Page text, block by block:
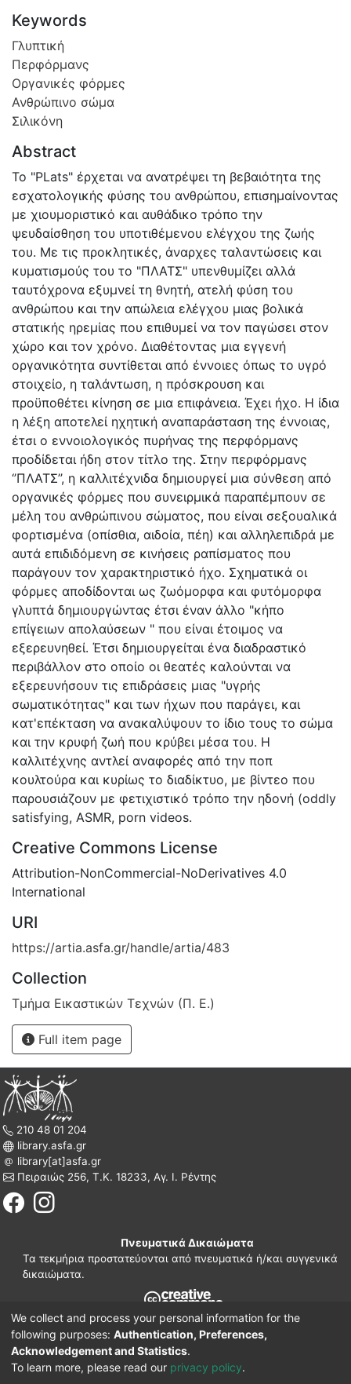
Keywords
Γλυπτική
Περφόρμανς
Οργανικές φόρμες
Ανθρώπινο σώμα
Σιλικόνη
Abstract
Το "PLats" έρχεται να ανατρέψει τη βεβαιότητα της
εσχατολογικής φύσης του ανθρώπου, επισημαίνοντας
με χιουμοριστικό και αυθάδικο τρόπο την
ψευδαίσθηση του υποτιθέμενου ελέγχου της ζωής
του. Με τις προκλητικές, άναρχες ταλαντώσεις και
κυματισμούς του το "ΠΛΑΤΣ" υπενθυμίζει αλλά
ταυτόχρονα εξυμνεί τη θνητή, ατελή φύση του
ανθρώπου και την απώλεια ελέγχου μιας βολικά
στατικής ηρεμίας που επιθυμεί να τον παγώσει στον
χώρο και τον χρόνο. Διαθέτοντας μια εγγενή
οργανικότητα συντίθεται από έννοιες όπως το υγρό
στοιχείο, η ταλάντωση, η πρόσκρουση και
προϋποθέτει κίνηση σε μια επιφάνεια. Έχει ήχο. Η ίδια
η λέξη αποτελεί ηχητική αναπαράσταση της έννοιας,
έτσι ο εννοιολογικός πυρήνας της περφόρμανς
προδίδεται ήδη στον τίτλο της. Στην περφόρμανς
‘’ΠΛΑΤΣ’’, η καλλιτέχνιδα δημιουργεί μια σύνθεση από
οργανικές φόρμες που συνειρμικά παραπέμπουν σε
μέλη του ανθρώπινου σώματος, που είναι σεξουαλικά
φορτισμένα (οπίσθια, αιδοία, πέη) και αλληλεπιδρά με
αυτά επιδιδόμενη σε κινήσεις ραπίσματος που
παράγουν τον χαρακτηριστικό ήχο. Σχηματικά οι
φόρμες αποδίδονται ως ζωόμορφα και φυτόμορφα
γλυπτά δημιουργώντας έτσι έναν άλλο "κήπο
επίγειων απολαύσεων " που είναι έτοιμος να
εξερευνηθεί. Έτσι δημιουργείται ένα διαδραστικό
περιβάλλον στο οποίο οι θεατές καλούνται να
εξερευνήσουν τις επιδράσεις μιας "υγρής
σωματικότητας" και των ήχων που παράγει, και
κατ'επέκταση να ανακαλύψουν το ίδιο τους το σώμα
και την κρυφή ζωή που κρύβει μέσα του. Η
καλλιτέχνης αντλεί αναφορές από την ποπ
κουλτούρα και κυρίως το διαδίκτυο, με βίντεο που
παρουσιάζουν με φετιχιστικό τρόπο την ηδονή (oddly
satisfying, ASMR, porn videos.
Creative Commons License
Attribution-NonCommercial-NoDerivatives 4.0
International
URI
https://artia.asfa.gr/handle/artia/483
Collection
Τμήμα Εικαστικών Τεχνών (Π. Ε.)
Full item page
210 48 01 204
library.asfa.gr
library[at]asfa.gr
Πειραιώς 256, Τ.Κ. 18233, Αγ. Ι. Ρέντης
Πνευματικά Δικαιώματα
Τα τεκμήρια προστατεύονται από πνευματικά ή/και συγγενικά
δικαιώματα.
210 38 97 109
www.asfa.gr
Πατησίων 42, Τ.Κ. 10682, Αθήνα
We collect and process your personal information for the
following purposes: Authentication, Preferences,
Acknowledgement and Statistics.
To learn more, please read our privacy policy.